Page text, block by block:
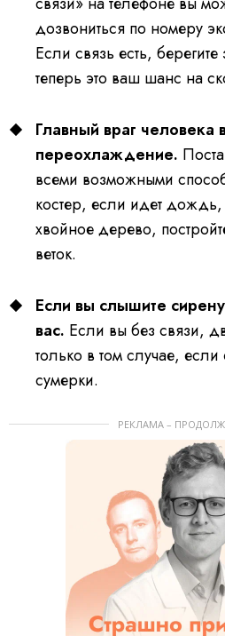
дозвониться по номеру
Если связь есть,
теперь это ваш шанс на
Главный враг человека
переохлаждение.
всеми возможными
костер, если идет дождь,
хвойное дерево,
веток.
Если вы слышите
вас. Если вы без связи,
только в том случае,
сумерки.
РЕКЛАМА –